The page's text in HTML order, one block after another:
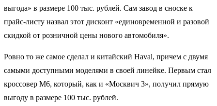
выгода» в размере 100 тыс. рублей. Сам завод в сноске к
прайс-листу назвал этот дисконт «единовременной и разовой
скидкой от розничной цены нового автомобиля».
Ровно то же самое сделал и китайский Haval, причем с двумя
самыми доступными моделями в своей линейке. Первым стал
кроссовер M6, который, как и «Москвич 3», получил прямую
выгоду в размере 100 тыс. рублей.